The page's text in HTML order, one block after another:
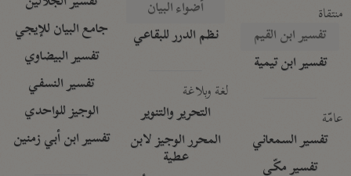
منتقاة
تفسير ابن القيم
تفسير ابن تيمية
عامّة
تفسير السمعاني
تفسير مكّي
أضواء البيان
نظم الدرر للبقاعي
لغة وبلاغة
التحرير والتنوير
المحرر الوجيز لابن
عطية
جامع البيان للإيجي
تفسير البيضاوي
تفسير النسفي
الوجيز للواحدي
تفسير ابن أبي زمنين